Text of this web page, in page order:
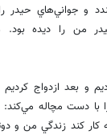
و جواني‌هاي حيدر
من را ديده بود.
و بعد ازدواج
دست مچاله
كار كند زندگي من و